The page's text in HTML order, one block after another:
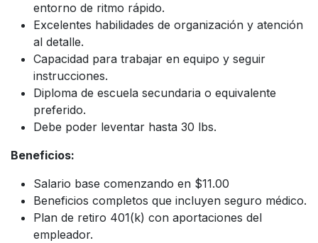
entorno de ritmo rápido.
Excelentes habilidades de organización y atención
al detalle.
Capacidad para trabajar en equipo y seguir
instrucciones.
Diploma de escuela secundaria o equivalente
preferido.
Debe poder leventar hasta 30 lbs.
Beneficios:
Salario base comenzando en $11.00
Beneficios completos que incluyen seguro médico.
Plan de retiro 401(k) con aportaciones del
empleador.